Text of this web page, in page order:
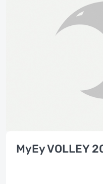
MyEy VOLLEY